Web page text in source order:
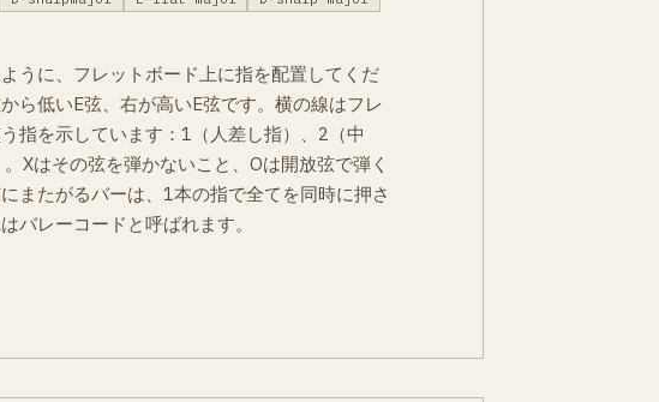
うに、フレットボード上に指を配置してくだ
ら低いE弦、右が高いE弦です。横の線はフレ
指を示しています：1（人差し指）、2（中
Xはその弦を弾かないこと、Oは開放弦で弾く
またがるバーは、1本の指で全てを同時に押さ
バレーコードと呼ばれます。